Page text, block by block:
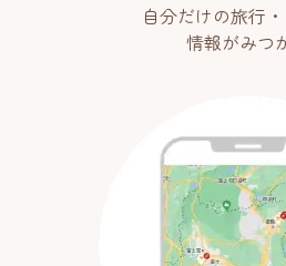
自分だけの旅行
情報がみつ